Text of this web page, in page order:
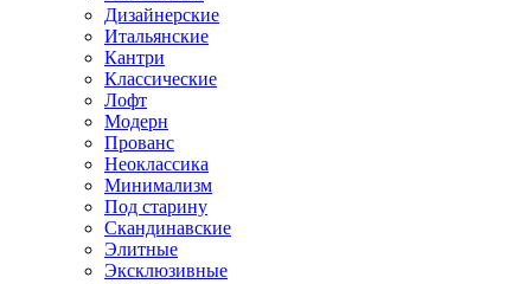
Дизайнерские
Итальянские
Кантри
Классические
Лофт
Модерн
Прованс
Неоклассика
Минимализм
Под старину
Скандинавские
Элитные
Эксклюзивные